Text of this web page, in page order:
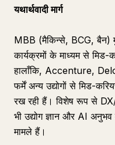
यथार्थवादी मार्ग
MBB (मैकिन्से, BCG, बैन)
कार्यक्रमों के माध्यम से मिड-
हालाँकि, Accenture,
फर्में अन्य उद्योगों से मिड-
रख रही हैं। विशेष रूप से DX/
भी उद्योग ज्ञान और AI
मामले हैं।